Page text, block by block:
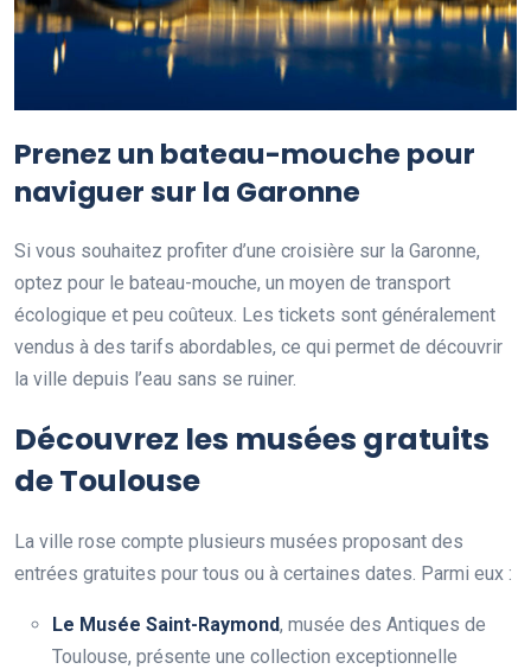
Prenez un bateau-mouche pour
naviguer sur la Garonne
Si vous souhaitez profiter d’une croisière sur la Garonne,
optez pour le bateau-mouche, un moyen de transport
écologique et peu coûteux. Les tickets sont généralement
vendus à des tarifs abordables, ce qui permet de découvrir
la ville depuis l’eau sans se ruiner.
Découvrez les musées gratuits
de Toulouse
La ville rose compte plusieurs musées proposant des
entrées gratuites pour tous ou à certaines dates. Parmi eux :
Le Musée Saint-Raymond, musée des Antiques de
Toulouse, présente une collection exceptionnelle